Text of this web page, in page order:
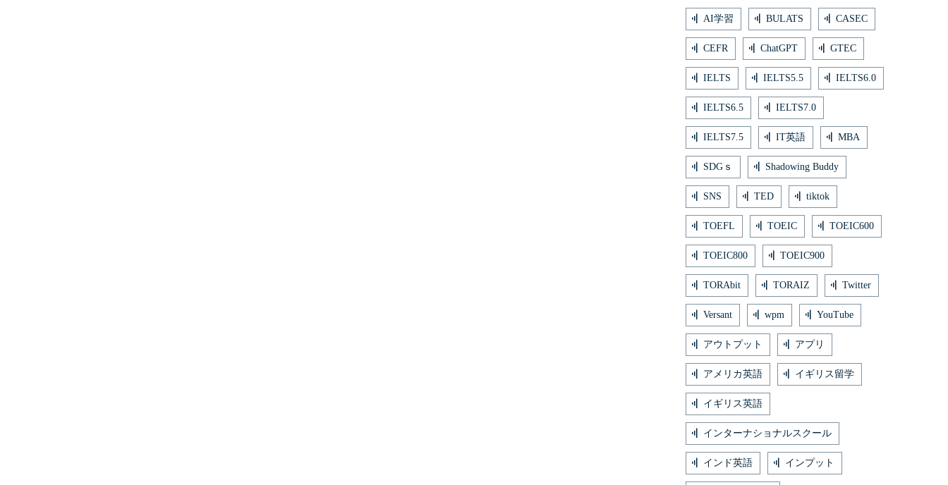
AI学習 BULATS CASEC
CEFR ChatGPT GTEC
IELTS IELTS5.5 IELTS6.0
IELTS6.5 IELTS7.0
IELTS7.5 IT英語 MBA
SDGｓ Shadowing Buddy
SNS TED tiktok
TOEFL TOEIC TOEIC600
TOEIC800 TOEIC900
TORAbit TORAIZ Twitter
Versant wpm YouTube
アウトプット アプリ
アメリカ英語 イギリス留学
イギリス英語
インターナショナルスクール
インド英語 インプット